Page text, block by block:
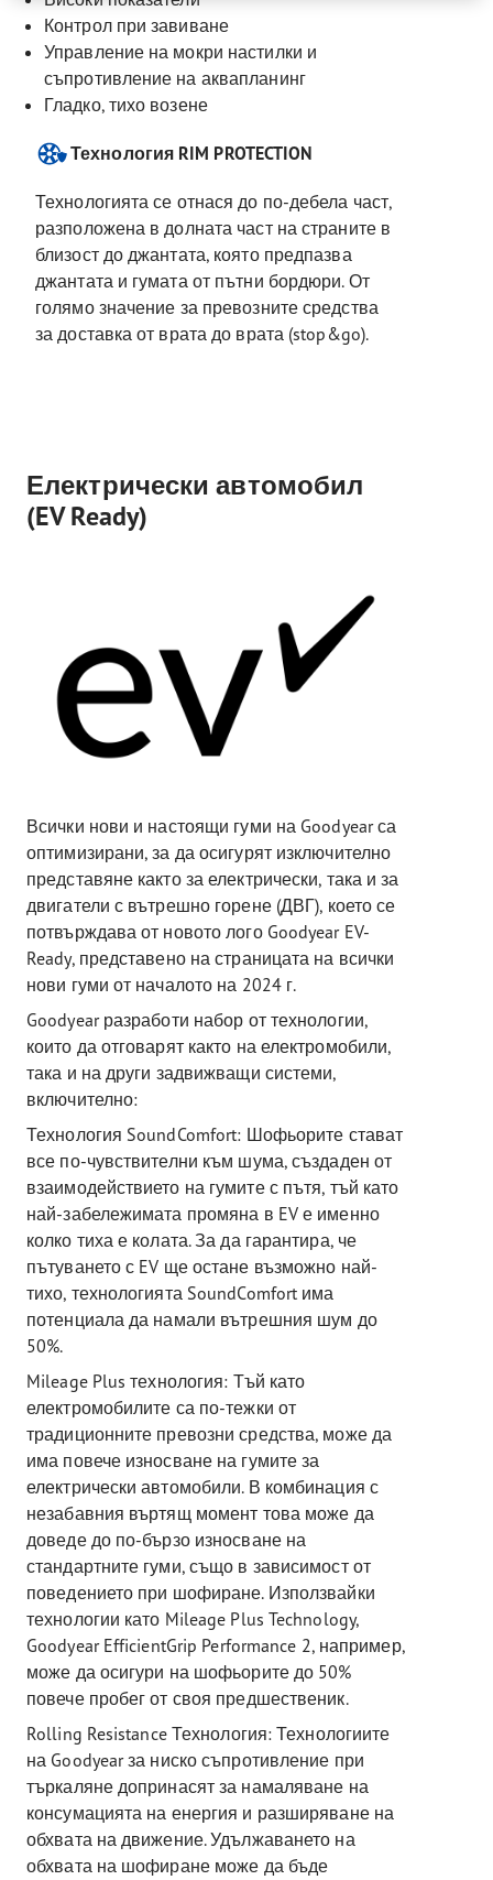
Контрол при завиване
Управление на мокри настилки и
съпротивление на аквапланинг
Гладко, тихо возене
Технология RIM PROTECTION
Технологията се отнася до по-дебела част,
разположена в долната част на страните в
близост до джантата, която предпазва
джантата и гумата от пътни бордюри. От
голямо значение за превозните средства
за доставка от врата до врата (stop&go).
Електрически автомобил
(EV Ready)
Всички нови и настоящи гуми на Goodyear са
оптимизирани, за да осигурят изключително
представяне както за електрически, така и за
двигатели с вътрешно горене (ДВГ), което се
потвърждава от новото лого Goodyear EV-
Ready, представено на страницата на всички
нови гуми от началото на 2024 г.
Goodyear разработи набор от технологии,
които да отговарят както на електромобили,
така и на други задвижващи системи,
включително:
Технология SoundComfort: Шофьорите стават
все по-чувствителни към шума, създаден от
взаимодействието на гумите с пътя, тъй като
най-забележимата промяна в EV е именно
колко тиха е колата. За да гарантира, че
пътуването с EV ще остане възможно най-
тихо, технологията SoundComfort има
потенциала да намали вътрешния шум до
50%.
Mileage Plus технология: Тъй като
електромобилите са по-тежки от
традиционните превозни средства, може да
има повече износване на гумите за
електрически автомобили. В комбинация с
незабавния въртящ момент това може да
доведе до по-бързо износване на
стандартните гуми, също в зависимост от
поведението при шофиране. Използвайки
технологии като Mileage Plus Technology,
Goodyear EfficientGrip Performance 2, например,
може да осигури на шофьорите до 50%
повече пробег от своя предшественик.
Rolling Resistance Технология: Технологиите
на Goodyear за ниско съпротивление при
търкаляне допринасят за намаляване на
консумацията на енергия и разширяване на
обхвата на движение. Удължаването на
обхвата на шофиране може да бъде